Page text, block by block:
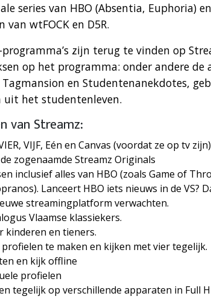
series van HBO (Absentia, Euphoria)
wtFOCK en D5R.
programma’s zijn terug te vinden op
op het programma: onder andere de
en Studentenanekdotes,
uit het studentenleven.
van Streamz:
VIJF, Eén en Canvas (voordat ze op tv zijn)
zogenaamde Streamz Originals
inclusief alles van HBO (zoals Game of
Lanceert HBO iets nieuws in de VS?
streamingplatform verwachten.
Vlaamse klassiekers.
kinderen en tieners.
te maken en kijken met vier tegelijk.
en kijk offline
profielen
tegelijk op verschillende apparaten in Full